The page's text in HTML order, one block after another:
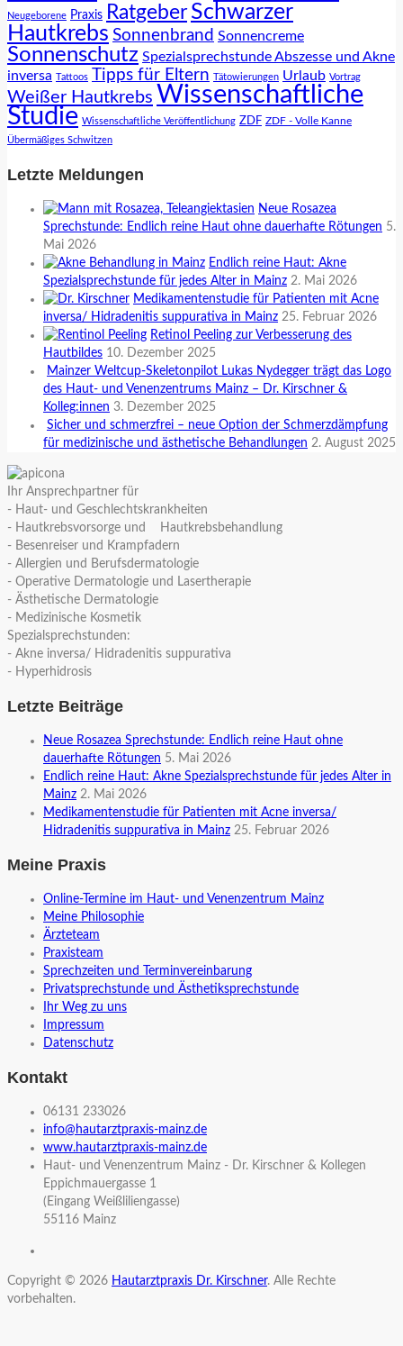
Neugeborene Praxis Ratgeber Schwarzer
Hautkrebs Sonnenbrand Sonnencreme
Sonnenschutz Spezialsprechstunde Abszesse und Akne
inversa Tattoos Tipps für Eltern Tätowierungen Urlaub Vortrag
Weißer Hautkrebs Wissenschaftliche
Studie Wissenschaftliche Veröffentlichung ZDF ZDF - Volle Kanne
Übermäßiges Schwitzen
Letzte Meldungen
Neue Rosazea
Sprechstunde: Endlich reine Haut ohne dauerhafte Rötungen 5.
Mai 2026
Endlich reine Haut: Akne
Spezialsprechstunde für jedes Alter in Mainz 2. Mai 2026
Medikamentenstudie für Patienten mit Acne
inversa/ Hidradenitis suppurativa in Mainz 25. Februar 2026
Retinol Peeling zur Verbesserung des
Hautbildes 10. Dezember 2025
Mainzer Weltcup-Skeletonpilot Lukas Nydegger trägt das Logo
des Haut- und Venenzentrums Mainz – Dr. Kirschner &
Kolleg:innen 3. Dezember 2025
Sicher und schmerzfrei – neue Option der Schmerzdämpfung
für medizinische und ästhetische Behandlungen 2. August 2025
Ihr Ansprechpartner für
- Haut- und Geschlechtskrankheiten
- Hautkrebsvorsorge und Hautkrebsbehandlung
- Besenreiser und Krampfadern
- Allergien und Berufsdermatologie
- Operative Dermatologie und Lasertherapie
- Ästhetische Dermatologie
- Medizinische Kosmetik
Spezialsprechstunden:
- Akne inversa/ Hidradenitis suppurativa
- Hyperhidrosis
Letzte Beiträge
Neue Rosazea Sprechstunde: Endlich reine Haut ohne
dauerhafte Rötungen 5. Mai 2026
Endlich reine Haut: Akne Spezialsprechstunde für jedes Alter in
Mainz 2. Mai 2026
Medikamentenstudie für Patienten mit Acne inversa/
Hidradenitis suppurativa in Mainz 25. Februar 2026
Meine Praxis
Online-Termine im Haut- und Venenzentrum Mainz
Meine Philosophie
Ärzteteam
Praxisteam
Sprechzeiten und Terminvereinbarung
Privatsprechstunde und Ästhetiksprechstunde
Ihr Weg zu uns
Impressum
Datenschutz
Kontakt
06131 233026
info@hautarztpraxis-mainz.de
www.hautarztpraxis-mainz.de
Haut- und Venenzentrum Mainz - Dr. Kirschner & Kollegen
Eppichmauergasse 1
(Eingang Weißliliengasse)
55116 Mainz
Copyright © 2026 Hautarztpraxis Dr. Kirschner. Alle Rechte
vorbehalten.